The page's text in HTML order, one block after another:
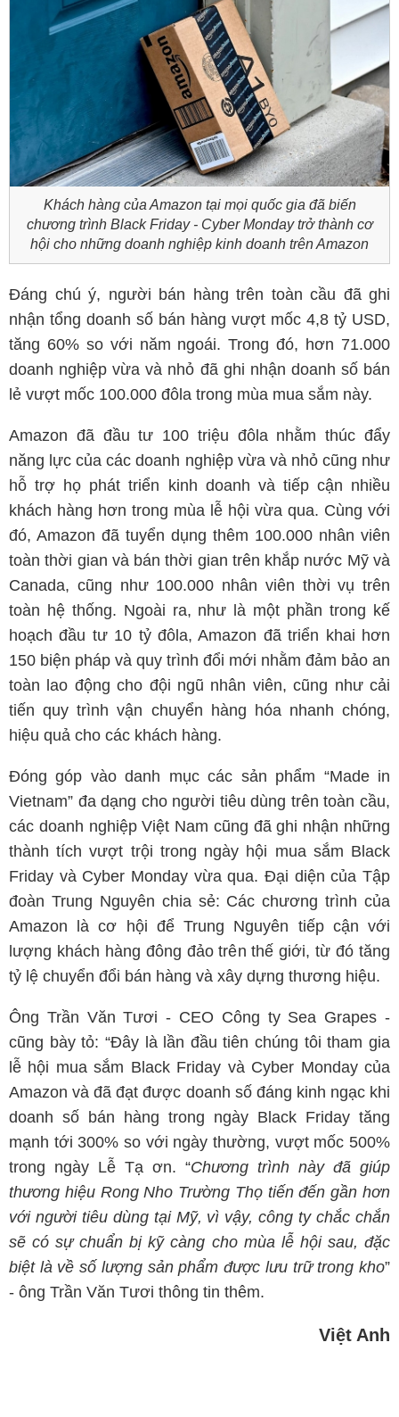
Khách hàng của Amazon tại mọi quốc gia đã biến
chương trình Black Friday - Cyber Monday trở thành cơ
hội cho những doanh nghiệp kinh doanh trên Amazon
Đáng chú ý, người bán hàng trên toàn cầu đã ghi
nhận tổng doanh số bán hàng vượt mốc 4,8 tỷ USD,
tăng 60% so với năm ngoái. Trong đó, hơn 71.000
doanh nghiệp vừa và nhỏ đã ghi nhận doanh số bán
lẻ vượt mốc 100.000 đôla trong mùa mua sắm này.
Amazon đã đầu tư 100 triệu đôla nhằm thúc đẩy
năng lực của các doanh nghiệp vừa và nhỏ cũng như
hỗ trợ họ phát triển kinh doanh và tiếp cận nhiều
khách hàng hơn trong mùa lễ hội vừa qua. Cùng với
đó, Amazon đã tuyển dụng thêm 100.000 nhân viên
toàn thời gian và bán thời gian trên khắp nước Mỹ và
Canada, cũng như 100.000 nhân viên thời vụ trên
toàn hệ thống. Ngoài ra, như là một phần trong kế
hoạch đầu tư 10 tỷ đôla, Amazon đã triển khai hơn
150 biện pháp và quy trình đổi mới nhằm đảm bảo an
toàn lao động cho đội ngũ nhân viên, cũng như cải
tiến quy trình vận chuyển hàng hóa nhanh chóng,
hiệu quả cho các khách hàng.
Đóng góp vào danh mục các sản phẩm “Made in
Vietnam” đa dạng cho người tiêu dùng trên toàn cầu,
các doanh nghiệp Việt Nam cũng đã ghi nhận những
thành tích vượt trội trong ngày hội mua sắm Black
Friday và Cyber Monday vừa qua. Đại diện của Tập
đoàn Trung Nguyên chia sẻ: Các chương trình của
Amazon là cơ hội để Trung Nguyên tiếp cận với
lượng khách hàng đông đảo trên thế giới, từ đó tăng
tỷ lệ chuyển đổi bán hàng và xây dựng thương hiệu.
Ông Trần Văn Tươi - CEO Công ty Sea Grapes -
cũng bày tỏ: “Đây là lần đầu tiên chúng tôi tham gia
lễ hội mua sắm Black Friday và Cyber Monday của
Amazon và đã đạt được doanh số đáng kinh ngạc khi
doanh số bán hàng trong ngày Black Friday tăng
mạnh tới 300% so với ngày thường, vượt mốc 500%
trong ngày Lễ Tạ ơn. “Chương trình này đã giúp
thương hiệu Rong Nho Trường Thọ tiến đến gần hơn
với người tiêu dùng tại Mỹ, vì vậy, công ty chắc chắn
sẽ có sự chuẩn bị kỹ càng cho mùa lễ hội sau, đặc
biệt là về số lượng sản phẩm được lưu trữ trong kho”
- ông Trần Văn Tươi thông tin thêm.
Việt Anh